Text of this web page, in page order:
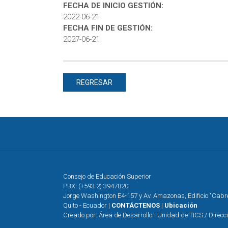
FECHA DE INICIO GESTIÓN:
2022-06-21
FECHA FIN DE GESTIÓN:
2027-06-21
REGRESAR
Consejo de Educación Superior
PBX: (+593 2) 3947820
Jorge Washington E4-157 y Av. Amazonas, Edificio
Quito - Ecuador | CONTÁCTENOS | Ubicación
Creado por: Área de Desarrollo - Unidad de TICS /